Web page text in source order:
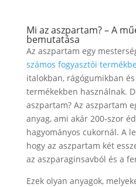
Mi az aszpartam? – A
bemutatása
Az aszpartam egy
számos fogyasztói
italokban, rágógumikban
termékekben használnak.
aszpartam? Az aszpartam
anyag, ami akár 200-szor
hagyományos cukornál. A
hogy az aszpartam két
az aszparaginsavból és a
Ezek olyan anyagok,